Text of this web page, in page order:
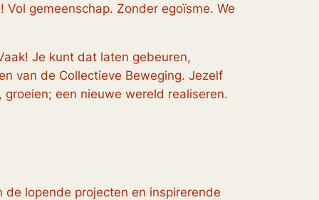
gemeenschap. Zonder egoïsme. We
Je kunt dat laten gebeuren,
van de Collectieve Beweging. Jezelf
een nieuwe wereld realiseren.
de lopende projecten en inspirerende